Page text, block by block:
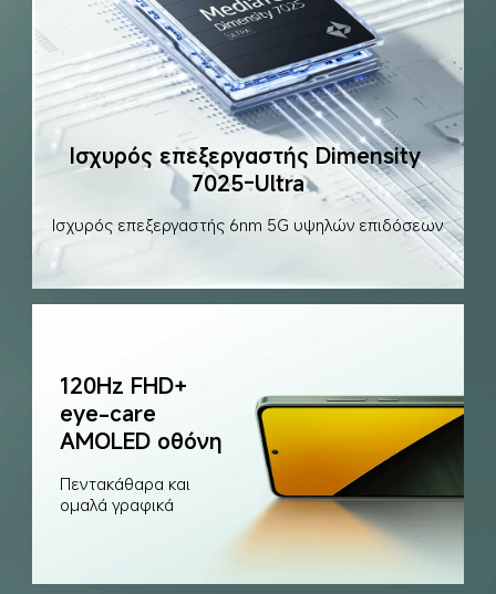
Ισχυρός επεξεργαστής Dimensity
7025-Ultra
Ισχυρός επεξεργαστής 6nm 5G υψηλών επιδόσεων
120Hz FHD+
eye-care
AMOLED οθόνη
Πεντακάθαρα και
ομαλά γραφικά